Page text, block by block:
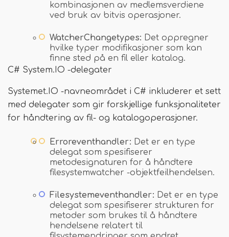
kombinasjonen av medlemsverdiene
ved bruk av bitvis operasjoner.
WatcherChangetypes: Det oppregner
hvilke typer modifikasjoner som kan
finne sted på en fil eller katalog.
C# System.IO -delegater
Systemet.IO -navneområdet i C# inkluderer et sett
med delegater som gir forskjellige funksjonaliteter
for håndtering av fil- og katalogoperasjoner.
Erroreventhandler: Det er en type
delegat som spesifiserer
metodesignaturen for å håndtere
filesystemwatcher -objektfeilhendelsen.
Filesystemeventhandler: Det er en type
delegat som spesifiserer strukturen for
metoder som brukes til å håndtere
hendelsene relatert til